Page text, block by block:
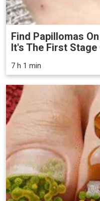
Find Papillomas
It's The First Stage
7 h 1 min